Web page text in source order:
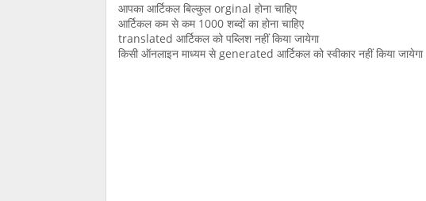
आपका आर्टिकल बिल्कुल orginal होना चाहिए
आर्टिकल कम से कम 1000 शब्दों का होना चाहिए
translated आर्टिकल को पब्लिश नहीं किया जायेगा
किसी ऑनलाइन माध्यम से generated आर्टिकल को स्वीकार नहीं किया जायेगा